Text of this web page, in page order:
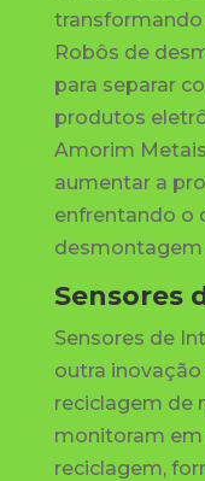
transformando
Robôs de
para separar
produtos
Amorim
aumentar a
enfrentando o
Sensores
Sensores de
outra
reciclagem de
monitoram
reciclagem,